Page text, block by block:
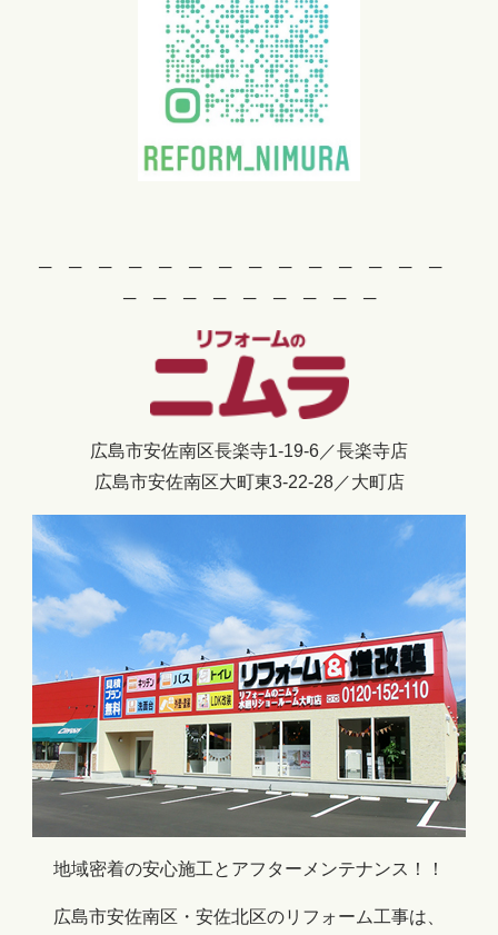
─ ─ ─ ─ ─ ─ ─ ─ ─ ─ ─ ─ ─ ─
─ ─ ─ ─ ─ ─ ─ ─ ─
広島市安佐南区長楽寺1-19-6／長楽寺店
広島市安佐南区大町東3-22-28／大町店
地域密着の安心施工とアフターメンテナンス！！
広島市安佐南区・安佐北区のリフォーム工事は、